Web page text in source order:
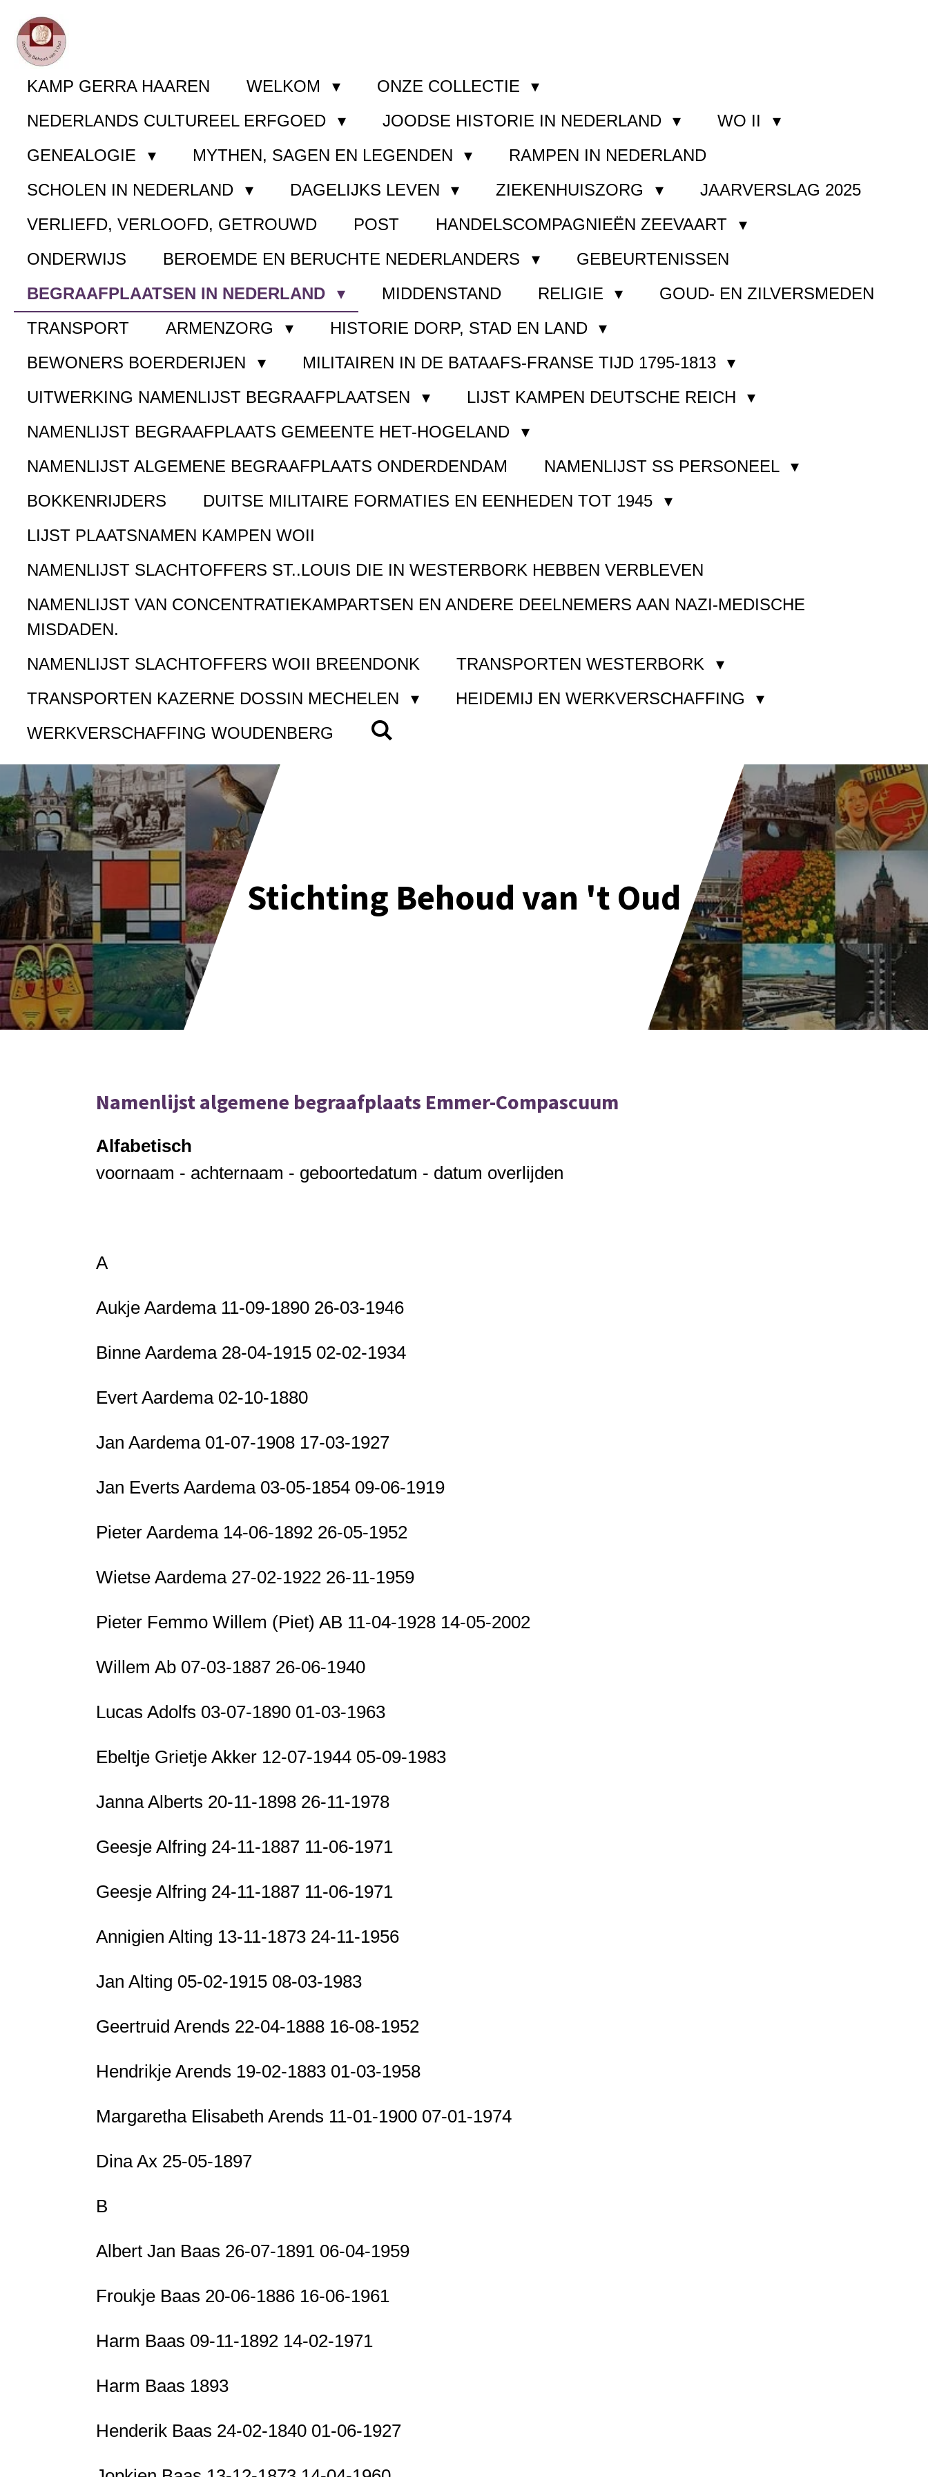
Ga
direct
naar
hoofdinhoud
KAMP GERRA HAAREN WELKOM
ONZE COLLECTIE
NEDERLANDS CULTUREEL ERFGOED
JOODSE HISTORIE IN NEDERLAND
WO II
GENEALOGIE
MYTHEN, SAGEN EN LEGENDEN
RAMPEN IN NEDERLAND
SCHOLEN IN NEDERLAND
DAGELIJKS LEVEN ZIEKENHUISZORG
JAARVERSLAG 2025
VERLIEFD, VERLOOFD, GETROUWD
POST
HANDELSCOMPAGNIEËN ZEEVAART
ONDERWIJS
BEROEMDE EN BERUCHTE NEDERLANDERS
GEBEURTENISSEN
BEGRAAFPLAATSEN IN NEDERLAND
MIDDENSTAND RELIGIE
GOUD- EN ZILVERSMEDEN
TRANSPORT
ARMENZORG
HISTORIE DORP, STAD EN LAND
BEWONERS BOERDERIJEN
MILITAIREN IN DE BATAAFS-FRANSE TIJD 1795-1813
UITWERKING NAMENLIJST BEGRAAFPLAATSEN
LIJST KAMPEN DEUTSCHE REICH
NAMENLIJST BEGRAAFPLAATS GEMEENTE HET-HOGELAND
NAMENLIJST ALGEMENE BEGRAAFPLAATS ONDERDENDAM
NAMENLIJST SS PERSONEEL
BOKKENRIJDERS
DUITSE MILITAIRE FORMATIES EN EENHEDEN TOT 1945
LIJST PLAATSNAMEN KAMPEN WOII
NAMENLIJST SLACHTOFFERS ST..LOUIS DIE IN WESTERBORK HEBBEN VERBLEVEN
NAMENLIJST VAN CONCENTRATIEKAMPARTSEN EN ANDERE DEELNEMERS AAN NAZI-MEDISCHE
MISDADEN.
NAMENLIJST SLACHTOFFERS WOII BREENDONK
TRANSPORTEN WESTERBORK
TRANSPORTEN KAZERNE DOSSIN MECHELEN
HEIDEMIJ EN WERKVERSCHAFFING
WERKVERSCHAFFING WOUDENBERG
Stichting Behoud van 't Oud
Namenlijst algemene begraafplaats Emmer-Compascuum
Alfabetisch
voornaam - achternaam - geboortedatum - datum overlijden
A
Aukje Aardema 11-09-1890 26-03-1946
Binne Aardema 28-04-1915 02-02-1934
Evert Aardema 02-10-1880
Jan Aardema 01-07-1908 17-03-1927
Jan Everts Aardema 03-05-1854 09-06-1919
Pieter Aardema 14-06-1892 26-05-1952
Wietse Aardema 27-02-1922 26-11-1959
Pieter Femmo Willem (Piet) AB 11-04-1928 14-05-2002
Willem Ab 07-03-1887 26-06-1940
Lucas Adolfs 03-07-1890 01-03-1963
Ebeltje Grietje Akker 12-07-1944 05-09-1983
Janna Alberts 20-11-1898 26-11-1978
Geesje Alfring 24-11-1887 11-06-1971
Geesje Alfring 24-11-1887 11-06-1971
Annigien Alting 13-11-1873 24-11-1956
Jan Alting 05-02-1915 08-03-1983
Geertruid Arends 22-04-1888 16-08-1952
Hendrikje Arends 19-02-1883 01-03-1958
Margaretha Elisabeth Arends 11-01-1900 07-01-1974
Dina Ax 25-05-1897
B
Albert Jan Baas 26-07-1891 06-04-1959
Froukje Baas 20-06-1886 16-06-1961
Harm Baas 09-11-1892 14-02-1971
Harm Baas 1893
Henderik Baas 24-02-1840 01-06-1927